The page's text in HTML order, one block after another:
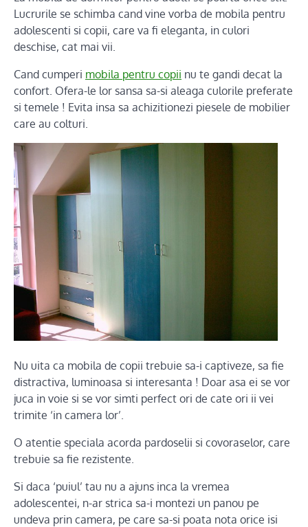
Lucrurile se schimba cand vine vorba de mobila pentru
adolescenti si copii, care va fi eleganta, in culori
deschise, cat mai vii.
Cand cumperi mobila pentru copii nu te gandi decat la
confort. Ofera-le lor sansa sa-si aleaga culorile preferate
si temele ! Evita insa sa achizitionezi piesele de mobilier
care au colturi.
Nu uita ca mobila de copii trebuie sa-i captiveze, sa fie
distractiva, luminoasa si interesanta ! Doar asa ei se vor
juca in voie si se vor simti perfect ori de cate ori ii vei
trimite ‘in camera lor’.
O atentie speciala acorda pardoselii si covoraselor, care
trebuie sa fie rezistente.
Si daca ‘puiul’ tau nu a ajuns inca la vremea
adolescentei, n-ar strica sa-i montezi un panou pe
undeva prin camera, pe care sa-si poata nota orice isi